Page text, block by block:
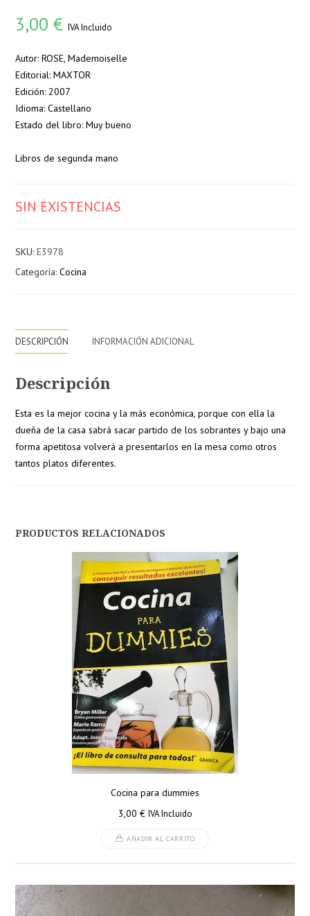
3,00€ IVA Incluido
Autor: ROSE, Mademoiselle
Editorial: MAXTOR
Edición: 2007
Idioma: Castellano
Estado del libro: Muy bueno
Libros de segunda mano
SIN EXISTENCIAS
SKU:E3978
Categoría:Cocina
DESCRIPCIÓN INFORMACIÓN ADICIONAL
Descripción
Esta es la mejor cocina y la más económica, porque con ella la
dueña de la casa sabrá sacar partido de los sobrantes y bajo una
forma apetitosa volverá a presentarlos en la mesa como otros
tantos platos diferentes.
PRODUCTOS RELACIONADOS
Cocina para dummies
3,00 € IVA Incluido
AÑADIR AL CARRITO